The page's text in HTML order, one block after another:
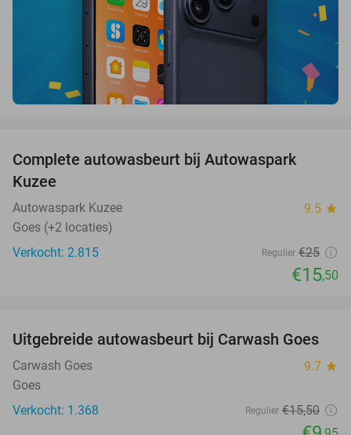
Complete autowasbeurt bij Autowaspark
Kuzee
Autowaspark Kuzee 9.5 star
Goes (+2 locaties)
Verkocht: 2.815
Regulier €25
€15,50
36%
Uitgebreide autowasbeurt bij Carwash Goes
Carwash Goes 9.7 star
Goes
Verkocht: 1.368
Regulier €15,50